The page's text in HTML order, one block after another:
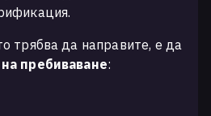
трябва да направите, е да
пребиваване: